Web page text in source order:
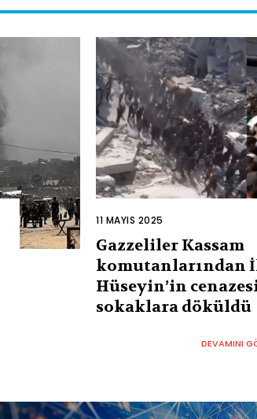
11 MAYIS 2025
Gazzeliler Kassam
komutanlarından
Hüseyin’in
sokaklara döküldü
DEVAMINI